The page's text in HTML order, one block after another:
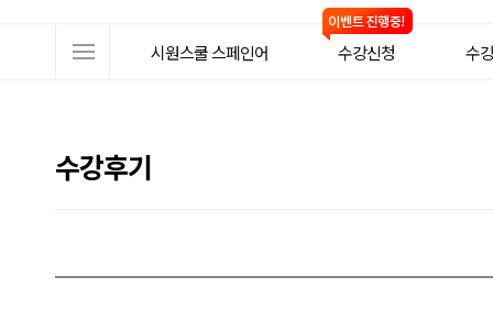
뉴
시원스쿨 스페인어 수강신청 수
수강후기